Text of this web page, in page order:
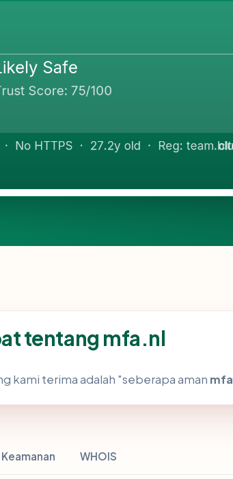
tentang mfa.nl
kami terima adalah "seberapa aman
Keamanan WHOIS